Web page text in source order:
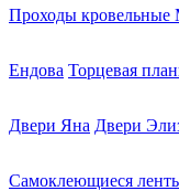
Проходы кровельные
Ендова Торцевая
Двери Яна Двери
Самоклеющиеся